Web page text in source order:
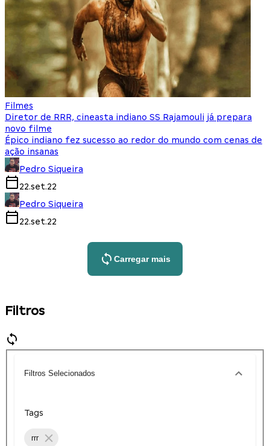
Filmes
Diretor de RRR, cineasta indiano SS Rajamouli já prepara
novo filme
Épico indiano fez sucesso ao redor do mundo com cenas de
ação insanas
Pedro Siqueira
22.set.22
Pedro Siqueira
22.set.22
Carregar mais
Filtros
Filtros Selecionados
Tags
rrr